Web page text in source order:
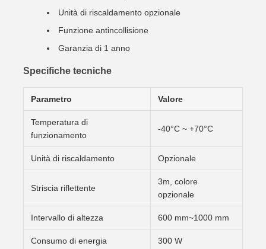
Unità di riscaldamento opzionale
Funzione antincollisione
Garanzia di 1 anno
Specifiche tecniche
Parametro Valore
Temperatura di
funzionamento
-40°C ~ +70°C
Unità di riscaldamento Opzionale
Striscia riflettente
3m, colore
opzionale
Intervallo di altezza 600 mm~1000 mm
Consumo di energia 300 W